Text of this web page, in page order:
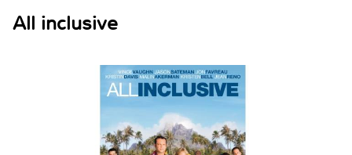
All inclusive